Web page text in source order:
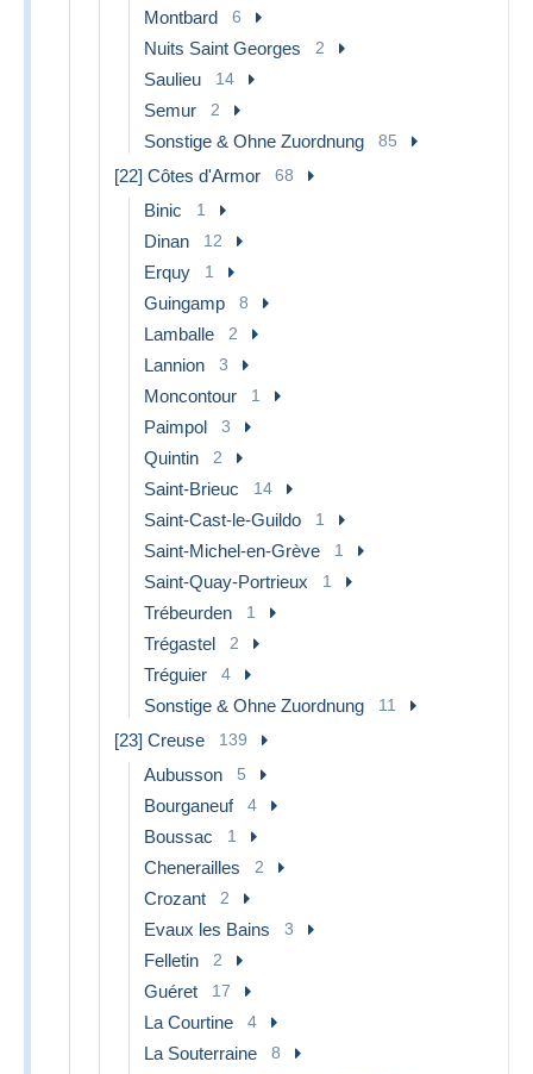
Montbard 6
Nuits Saint Georges 2
Saulieu 14
Semur 2
Sonstige & Ohne Zuordnung 85
[22] Côtes d'Armor 68
Binic 1
Dinan 12
Erquy 1
Guingamp 8
Lamballe 2
Lannion 3
Moncontour 1
Paimpol 3
Quintin 2
Saint-Brieuc 14
Saint-Cast-le-Guildo 1
Saint-Michel-en-Grève 1
Saint-Quay-Portrieux 1
Trébeurden 1
Trégastel 2
Tréguier 4
Sonstige & Ohne Zuordnung 11
[23] Creuse 139
Aubusson 5
Bourganeuf 4
Boussac 1
Chenerailles 2
Crozant 2
Evaux les Bains 3
Felletin 2
Guéret 17
La Courtine 4
La Souterraine 8